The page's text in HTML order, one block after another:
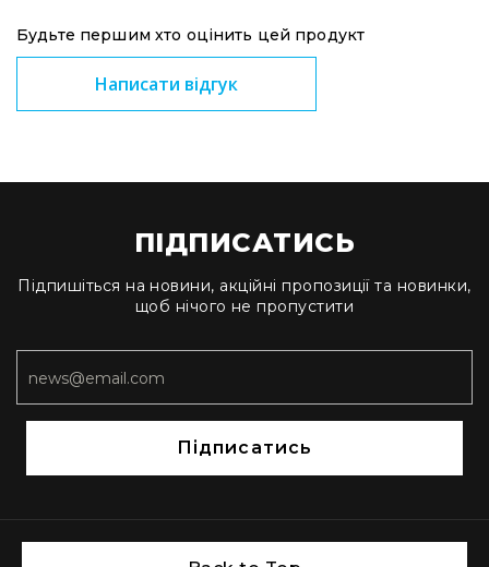
Рекордери
Портативні
Стаціонарні
та
Програвачі/
ресівери/
Програвачі
вінілу
Ресивери
ЦАПи
та
підсилювачі
станції
Аксесуари
Будьте першим хто оцінить цей продукт
Написати відгук
ПІДПИСАТИСЬ
Підпишіться на новини, акційні пропозиції та новинки,
щоб нічого не пропустити
Підписатись